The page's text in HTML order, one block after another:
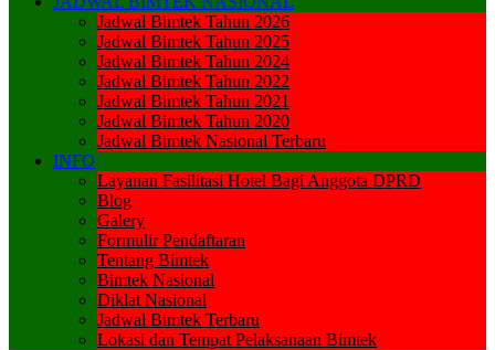
Jadwal Bimtek Tahun 2026
Jadwal Bimtek Tahun 2025
Jadwal Bimtek Tahun 2024
Jadwal Bimtek Tahun 2022
Jadwal Bimtek Tahun 2021
Jadwal Bimtek Tahun 2020
Jadwal Bimtek Nasional Terbaru
INFO
Layanan Fasilitasi Hotel Bagi Anggota DPRD
Blog
Galery
Formulir Pendaftaran
Tentang Bimtek
Bimtek Nasional
Diklat Nasional
Jadwal Bimtek Terbaru
Lokasi dan Tempat Pelaksanaan Bimtek